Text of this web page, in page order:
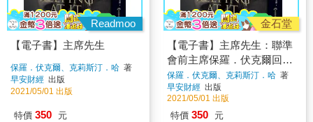
Readmoo
【電子書】主席先生
保羅．伏克爾、克莉斯汀．哈 著
早安財經 出版
2021/05/01 出版
特價 350 元
金石堂
【電子書】主席先生：聯準
會前主席保羅．伏克爾回憶
錄
保羅．伏克爾、克莉斯汀．哈 著
早安財經 出版
2021/05/01 出版
特價 350 元